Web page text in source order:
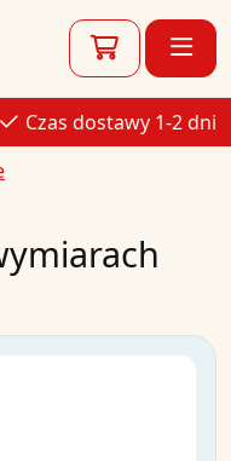
Czas dostawy 1-2 dni